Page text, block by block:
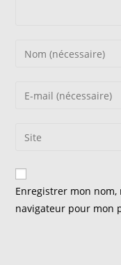
Enter
Enter
address
comment
Saisir
de
votre
(facultatif)
Enregistrer mon
navigateur pour mon